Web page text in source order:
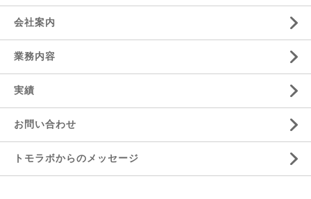
会社案内
業務内容
実績
お問い合わせ
トモラボからのメッセージ